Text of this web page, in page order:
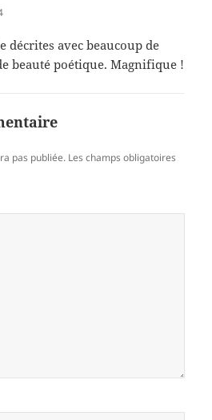
décrites avec beaucoup de
beauté poétique. Magnifique !
pas publiée. Les champs obligatoires